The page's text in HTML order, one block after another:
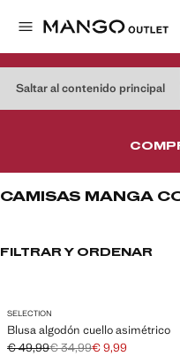
Saltar al contenido principal
REMATE
En tu
CAMISAS MANGA
FILTRAR Y ORDENAR
SELECTION
Blusa algodón cuello asimétrico
Precio inicial tachado [€ 49,99 ]
€ 49,99
Segundo precio tachado [€ 34,99 ]
€ 34,99
Precio actual [€ 9,99 ]
€ 9,99